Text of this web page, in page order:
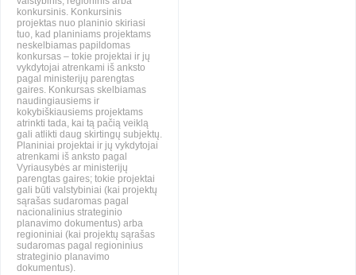
konkursinis. Konkursinis
projektas nuo planinio skiriasi
tuo, kad planiniams projektams
neskelbiamas papildomas
konkursas – tokie projektai ir jų
vykdytojai atrenkami iš anksto
pagal ministerijų parengtas
gaires. Konkursas skelbiamas
naudingiausiems ir
kokybiškiausiems projektams
atrinkti tada, kai tą pačią veiklą
gali atlikti daug skirtingų subjektų.
Planiniai projektai ir jų vykdytojai
atrenkami iš anksto pagal
Vyriausybės ar ministerijų
parengtas gaires; tokie projektai
gali būti valstybiniai (kai projektų
sąrašas sudaromas pagal
nacionalinius strateginio
planavimo dokumentus) arba
regioniniai (kai projektų sąrašas
sudaromas pagal regioninius
strateginio planavimo
dokumentus).